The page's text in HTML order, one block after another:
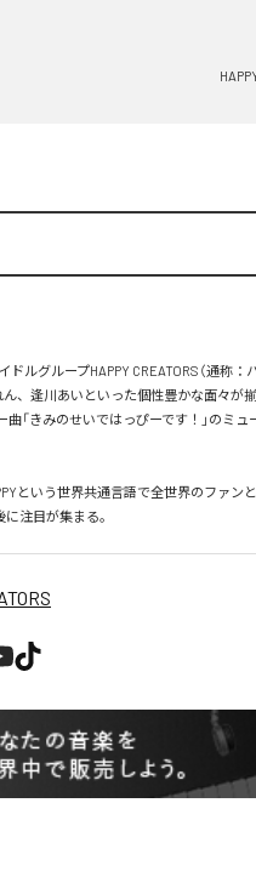
ルグループHAPPY CREATORS（通称：
、逢川あいといった個性豊かな面々が
「きみのせいではっぴーです！」のミュ
という世界共通言語で全世界のファン
注目が集まる。